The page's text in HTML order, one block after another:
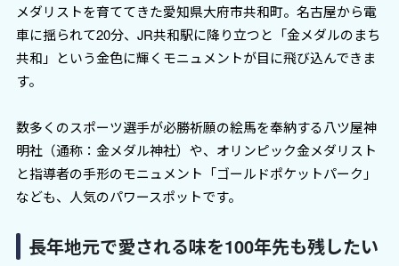
メダリストを育ててきた愛知県大府市共和町。名古屋から電
車に揺られて20分、JR共和駅に降り立つと「金メダルのまち
共和」という金色に輝くモニュメントが目に飛び込んできま
す。
数多くのスポーツ選手が必勝祈願の絵馬を奉納する八ツ屋神
明社（通称：金メダル神社）や、オリンピック金メダリスト
と指導者の手形のモニュメント「ゴールドポケットパーク」
なども、人気のパワースポットです。
長年地元で愛される味を100年先も残したい